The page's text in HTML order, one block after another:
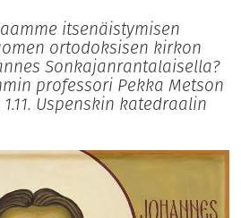
itsenäistymisen
ortodoksisen kirkon
Sonkajanrantalaisella?
professori Pekka Metson
Uspenskin katedraalin